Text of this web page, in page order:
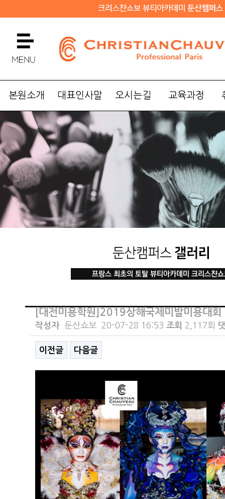
본원소개 대표인사말 오시는길 교육과정
[대전미용학원]2019상해국제미발미용대회
작성자 둔산쇼보 20-07-28 16:53 조회 2,117회
이전글 다음글